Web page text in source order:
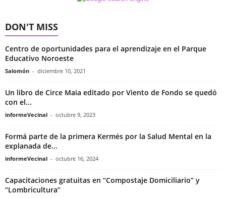
DON'T MISS
Centro de oportunidades para el aprendizaje en el Parque
Educativo Noroeste
Salomón - diciembre 10, 2021
Un libro de Circe Maia editado por Viento de Fondo se quedó
con el...
informeVecinal - octubre 9, 2023
Formá parte de la primera Kermés por la Salud Mental en la
explanada de...
informeVecinal - octubre 16, 2024
Capacitaciones gratuitas en “Compostaje Domiciliario” y
“Lombricultura”